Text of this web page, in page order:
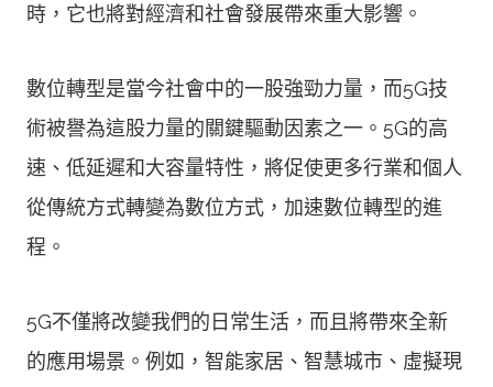
時，它也將對經濟和社會發展帶來重大影響。
數位轉型是當今社會中的一股強勁力量，而5G技
術被譽為這股力量的關鍵驅動因素之一。5G的高
速、低延遲和大容量特性，將促使更多行業和個人
從傳統方式轉變為數位方式，加速數位轉型的進
程。
5G不僅將改變我們的日常生活，而且將帶來全新
的應用場景。例如，智能家居、智慧城市、虛擬現